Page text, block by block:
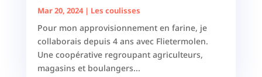
Mar 20, 2024| Les coulisses
Pour mon approvisionnement en farine, je
collaborais depuis 4 ans avec Flietermolen.
Une coopérative regroupant agriculteurs,
magasins et boulangers...